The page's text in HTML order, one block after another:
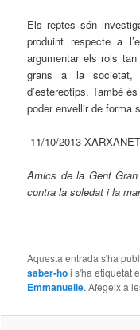
Els reptes són
produint respecte a
argumentar els rols
grans a la societat,
d’estereotips. També
poder envellir de forma
11/10/2013
Amics de la Gent
contra la soledat i la
Aquesta entrada s'ha
saber-hoi s'ha etiquetat
Emmanuelle. Afegeix a